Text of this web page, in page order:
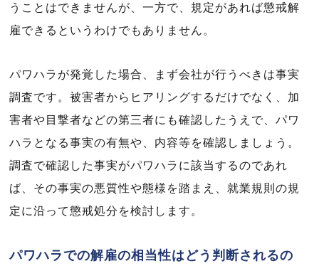
うことはできませんが、一方で、規定があれば懲戒解
雇できるというわけでもありません。
パワハラが発覚した場合、まず会社が行うべきは事実
調査です。被害者からヒアリングするだけでなく、加
害者や目撃者などの第三者にも確認したうえで、パワ
ハラとなる事実の有無や、内容等を確認しましょう。
調査で確認した事実がパワハラに該当するのであれ
ば、その事実の悪質性や態様を踏まえ、就業規則の規
定に沿って懲戒処分を検討します。
パワハラでの解雇の相当性はどう判断されるの